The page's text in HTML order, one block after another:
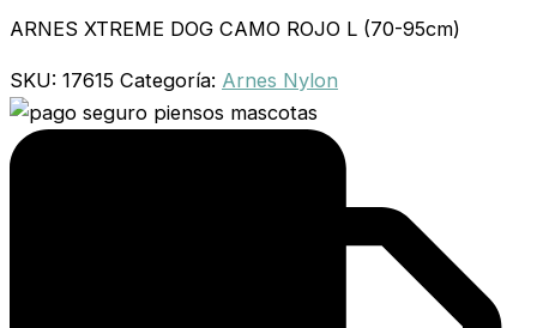
ARNES XTREME DOG CAMO ROJO L (70-95cm)
SKU: 17615 Categoría: Arnes Nylon